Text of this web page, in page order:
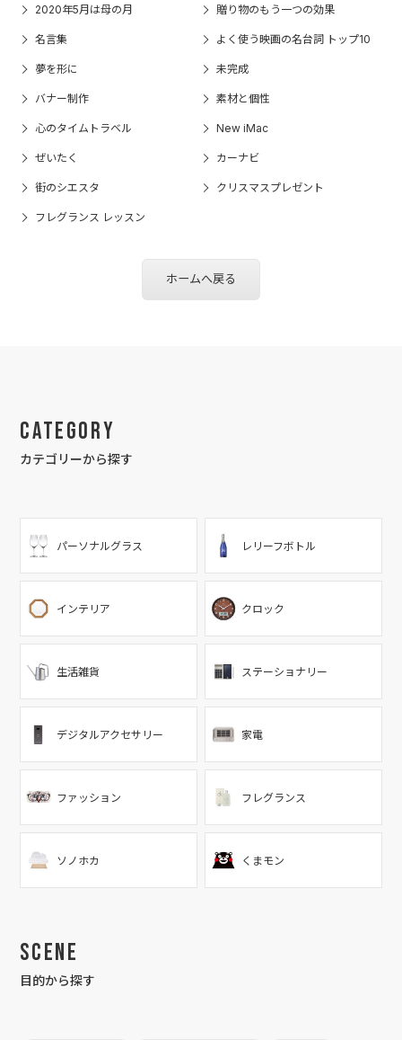
2020年5月は母の月 贈り物のもう一つの効果
名言集 よく使う映画の名台詞 トップ10
夢を形に 未完成
バナー制作 素材と個性
心のタイムトラベル New iMac
ぜいたく カーナビ
街のシエスタ クリスマスプレゼント
フレグランス レッスン
ホームへ戻る
Category
カテゴリーから探す
パーソナルグラス レリーフボトル
インテリア クロック
生活雑貨 ステーショナリー
デジタルアクセサリー 家電
ファッション フレグランス
ソノホカ くまモン
Scene
目的から探す